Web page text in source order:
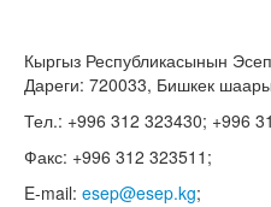
Кыргыз Республикасынын
Дареги: 720033, Бишкек
Тел.: +996 312 323430; +996
Факс: +996 312 323511;
E-mail: esep@esep.kg;